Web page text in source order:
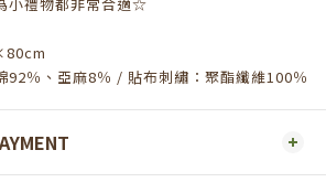
92％、亞麻8％ / 貼布刺繡：聚酯纖維100％